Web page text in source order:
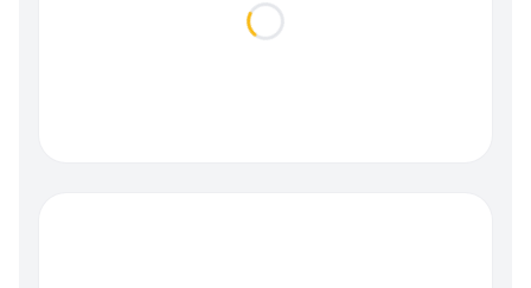
Loading...